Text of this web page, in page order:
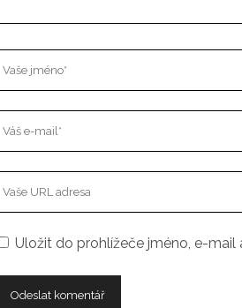
jméno
Uložit do prohlížeče jméno, e-